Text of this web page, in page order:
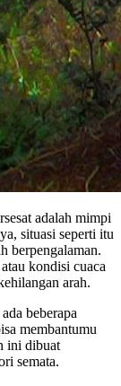
adalah mimpi
situasi seperti itu
berpengalaman.
kondisi cuaca
arah.
beberapa
membantumu
ini dibuat
semata.